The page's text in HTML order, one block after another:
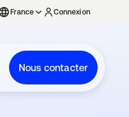
France Connexion
Nous contacter